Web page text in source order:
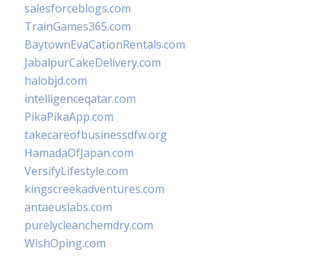
salesforceblogs.com
TrainGames365.com
BaytownEvaCationRentals.com
JabalpurCakeDelivery.com
halobjd.com
intelligenceqatar.com
PikaPikaApp.com
takecareofbusinessdfw.org
HamadaOfJapan.com
VersifyLifestyle.com
kingscreekadventures.com
antaeuslabs.com
purelycleanchemdry.com
WishOping.com